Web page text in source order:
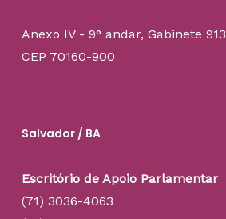
Anexo IV - 9° andar, Gabinete 913
CEP 70160-900
Salvador / BA
Escritório de Apoio Parlamentar
(71) 3036-4063